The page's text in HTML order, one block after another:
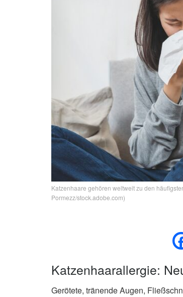
Katzenhaare gehören weltweit zu den
Pormezz/stock.adobe.com)
Katzenhaarallergie:
Gerötete, tränende Augen,